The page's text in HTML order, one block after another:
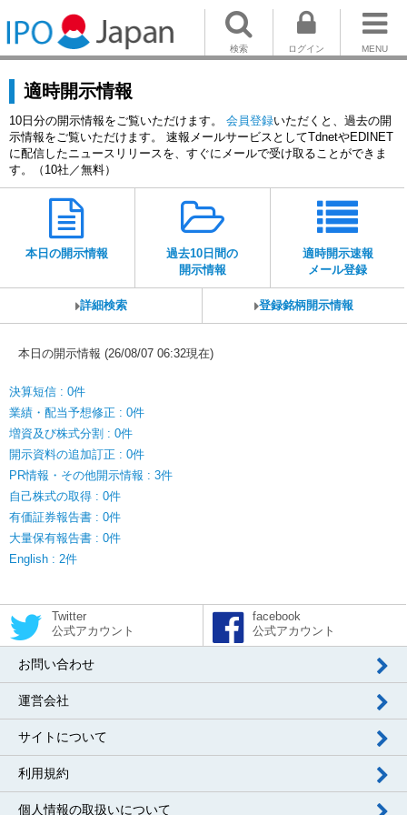
MENU
ログイン
検索
適時開示情報
10日分の開示情報をご覧いただけます。 会員登録いただくと、過去の開
示情報をご覧いただけます。 速報メールサービスとしてTdnetやEDINET
に配信したニュースリリースを、すぐにメールで受け取ることができま
す。（10社／無料）
本日の開示情報
過去10日間の
開示情報
適時開示速報
メール登録
詳細検索 登録銘柄開示情報
本日の開示情報 (26/08/07 06:32現在)
決算短信 : 0件
業績・配当予想修正 : 0件
増資及び株式分割 : 0件
開示資料の追加訂正 : 0件
PR情報・その他開示情報 : 3件
自己株式の取得 : 0件
有価証券報告書 : 0件
大量保有報告書 : 0件
English : 2件
Twitter
公式アカウント
facebook
公式アカウント
お問い合わせ
運営会社
サイトについて
利用規約
個人情報の取扱いについて